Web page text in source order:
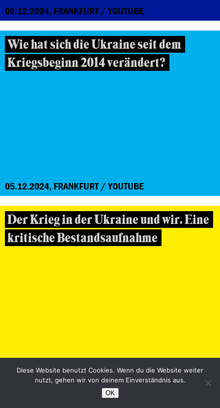
09.12.2024, FRANKFURT / YOUTUBE
Wie hat sich die Ukraine seit dem
Kriegsbeginn 2014 verändert?
05.12.2024, FRANKFURT / YOUTUBE
Der Krieg in der Ukraine und wir. Eine
kritische Bestandsaufnahme
29.11.2024, FRANKFURT / YOUTUBE
Fortschritt oder Rückschritt?
Diese Website benutzt Cookies. Wenn du die Website weiter
nutzt, gehen wir von deinem Einverständnis aus.
OK